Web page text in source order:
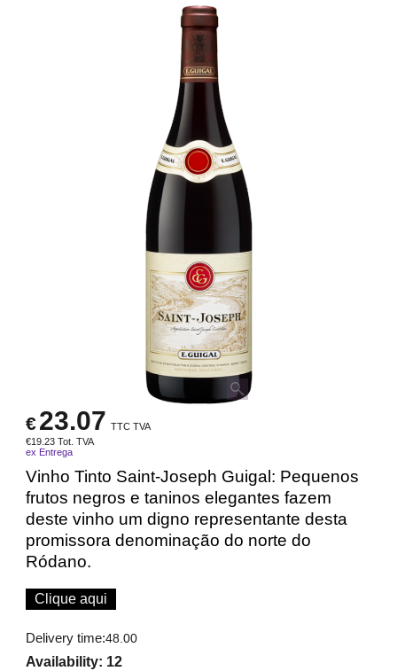
€23.07 TTC TVA
€19.23 Tot. TVA
ex Entrega
Vinho Tinto Saint-Joseph Guigal: Pequenos
frutos negros e taninos elegantes fazem
deste vinho um digno representante desta
promissora denominação do norte do
Ródano.
Clique aqui
Delivery time:48.00
Availability: 12